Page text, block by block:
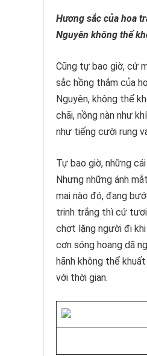
Hương sắc của hoa
Nguyên không thể
Cũng tự bao giờ, cứ
sắc hồng thắm của
Nguyên, không thể
chãi, nồng nàn như
như tiếng cười rung
Tự bao giờ, những
Nhưng những ánh
mai nào đó, đang
trinh trắng thì cứ tươi
chợt lặng người đi
cơn sóng hoang dã
hãnh không thể
với thời gian.